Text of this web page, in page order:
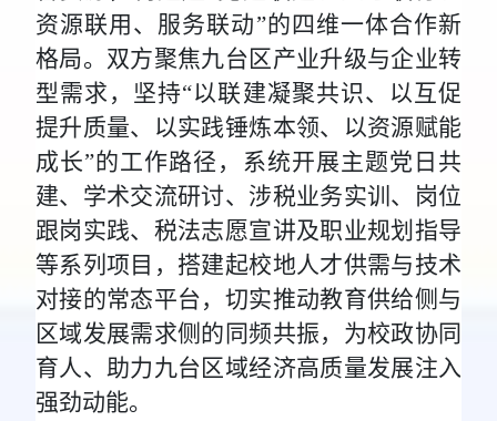
资源联用、服务联动”的四维一体合作新
格局。双方聚焦九台区产业升级与企业转
型需求，坚持“以联建凝聚共识、以互促
提升质量、以实践锤炼本领、以资源赋能
成长”的工作路径，系统开展主题党日共
建、学术交流研讨、涉税业务实训、岗位
跟岗实践、税法志愿宣讲及职业规划指导
等系列项目，搭建起校地人才供需与技术
对接的常态平台，切实推动教育供给侧与
区域发展需求侧的同频共振，为校政协同
育人、助力九台区域经济高质量发展注入
强劲动能。